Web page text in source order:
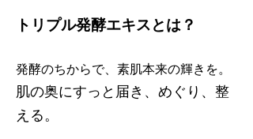
トリプル発酵エキスとは？
発酵のちからで、素肌本来の輝きを。
肌の奥にすっと届き、めぐり、整
える。